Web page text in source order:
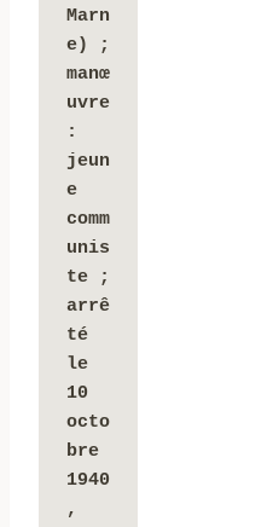
Marn
e) ;
manœ
uvre
:
jeun
e
comm
unis
te ;
arrê
té
le
10
octo
bre
1940
,